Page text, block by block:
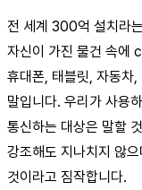
전 세계 300억 설치라
자신이 가진 물건 속에
휴대폰, 태블릿, 자동차
말입니다. 우리가 사용
통신하는 대상은 말할
강조해도 지나치지 않
것이라고 짐작합니다.